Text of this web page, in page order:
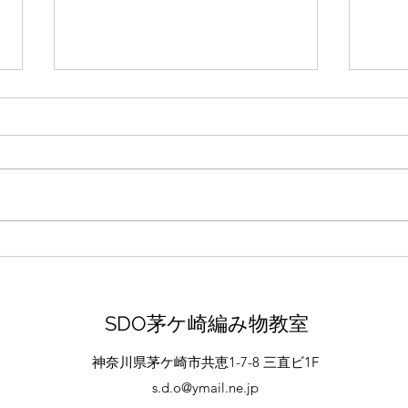
大船軒のサンドウヰッチ
SDO茅ケ崎編み物教室
神奈川県茅ケ崎市共恵1-7-8 三直ビ1F
s.d.o@ymail.ne.jp